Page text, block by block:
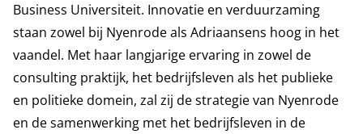
Business Universiteit. Innovatie en verduurzaming
staan zowel bij Nyenrode als Adriaansens hoog in het
vaandel. Met haar langjarige ervaring in zowel de
consulting praktijk, het bedrijfsleven als het publieke
en politieke domein, zal zij de strategie van Nyenrode
en de samenwerking met het bedrijfsleven in de